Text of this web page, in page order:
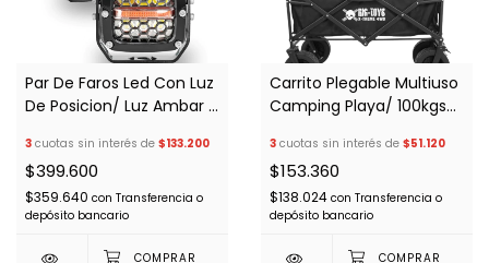
Par De Faros Led Con Luz
De Posicion/ Luz Ambar Y
3 cuotas sin interés de $133.200
$399.600
$359.640 con Transferencia o
depósito bancario
Carrito Plegable Multiuso
Camping Playa/ 100kgs
3 cuotas sin interés de $51.120
$153.360
$138.024 con Transferencia o
depósito bancario